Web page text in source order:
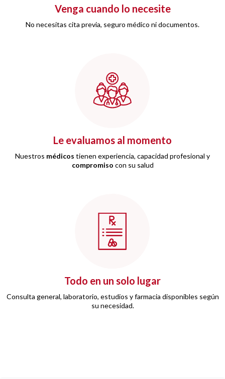
Venga cuando lo necesite
No necesitas cita previa, seguro médico ni documentos.
Le evaluamos al momento
Nuestros médicos tienen experiencia, capacidad profesional y
compromiso con su salud
Todo en un solo lugar
Consulta general, laboratorio, estudios y farmacia disponibles según
su necesidad.